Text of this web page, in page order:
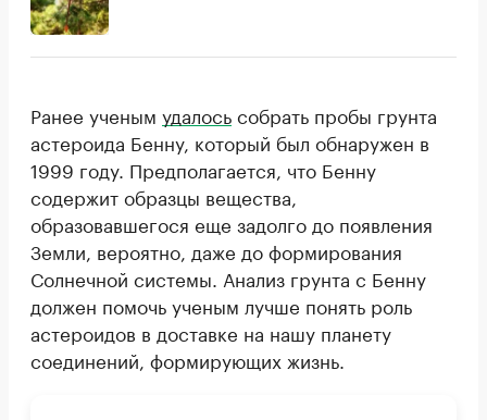
Ранее ученым удалосьсобрать пробы грунта
астероида Бенну, который был обнаружен в
1999 году. Предполагается, что Бенну
содержит образцы вещества,
образовавшегося еще задолго до появления
Земли, вероятно, даже до формирования
Солнечной системы. Анализ грунта с Бенну
должен помочь ученым лучше понять роль
астероидов в доставке на нашу планету
соединений, формирующих жизнь.